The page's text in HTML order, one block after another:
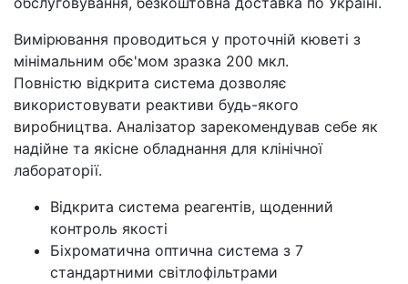
Вимірювання проводиться у проточній кюветі з
мінімальним обє'мом зразка 200 мкл.
Повністю відкрита система дозволяє
використовувати реактиви будь-якого
виробництва. Аналізатор зарекомендував себе як
надійне та якісне обладнання для клінічної
лабораторії.
Відкрита система реагентів, щоденний
контроль якості
Біхроматична оптична система з 7
стандартними світлофільтрами